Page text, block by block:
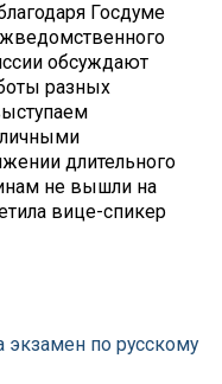
Госдуме
обсуждают
разных
длительного
не вышли на
вице-спикер
экзамен по русскому